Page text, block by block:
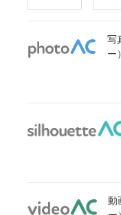
写
ー
動